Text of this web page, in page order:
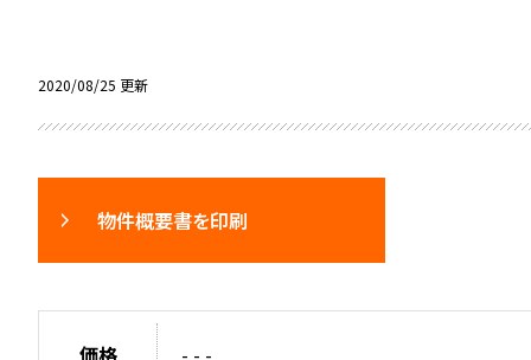
2020/08/25 更新
物件概要書を印刷
価格 - - -